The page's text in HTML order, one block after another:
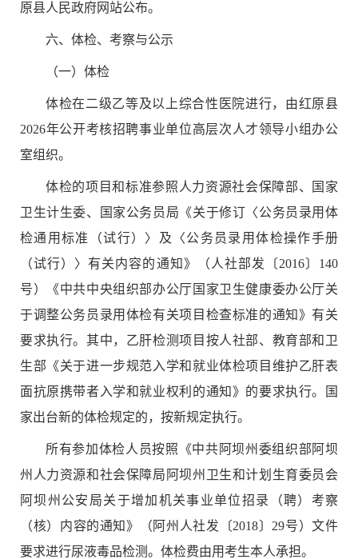
原县人民政府网站公布。
六、体检、 考察与公示
（一）体检
体检在二级乙等及以上综合性医院进行，由红原县
2026年公开考核招聘事业单位高层次人才领导小组办公
室组织。
体检的项目和标准参照人力资源社会保障部、国家
卫生计生委、国家公务员局《关于修订 〈公务员录用体
检通用标准（试行） 〉 及 〈公务员录用体检操作手册
（试行） 〉有关内容的通知》（人社部发〔2016〕 140
号）《中共中央组织部办公厅国家卫生健康委办公厅关
于调整公务员录用体检有关项目检查标准的通知》有关
要求执行。其中，乙肝检测项目按人社部、教育部和卫
生部《关于进一步规范入学和就业体检项目维护乙肝表
面抗原携带者入学和就业权利的通知》的要求执行。国
家出台新的体检规定的，按新规定执行。
所有参加体检人员按照《中共阿坝州委组织部阿坝
州人力资源和社会保障局阿坝州卫生和计划生育委员会
阿坝州公安局关于增加机关事业单位招录（聘）考察
（核）内容的通知》（阿州人社发〔2018〕 29号）文件
要求进行尿液毒品检测。体检费由用考生本人承担。